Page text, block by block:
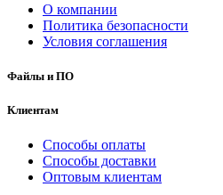
О компании
Политика безопасности
Условия соглашения
Файлы и ПО
Клиентам
Способы оплаты
Способы доставки
Оптовым клиентам